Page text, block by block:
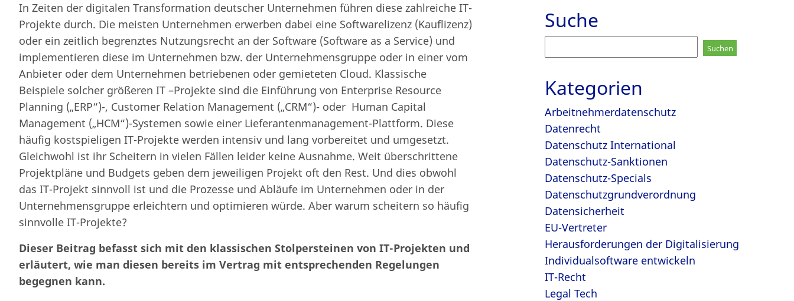
In Zeiten der digitalen Transformation deutscher Unternehmen führen diese zahlreiche IT-
Projekte durch. Die meisten Unternehmen erwerben dabei eine Softwarelizenz (Kauflizenz)
oder ein zeitlich begrenztes Nutzungsrecht an der Software (Software as a Service) und
implementieren diese im Unternehmen bzw. der Unternehmensgruppe oder in einer vom
Anbieter oder dem Unternehmen betriebenen oder gemieteten Cloud. Klassische
Beispiele solcher größeren IT –Projekte sind die Einführung von Enterprise Resource
Planning („ERP“)-, Customer Relation Management („CRM“)- oder Human Capital
Management („HCM“)-Systemen sowie einer Lieferantenmanagement-Plattform. Diese
häufig kostspieligen IT-Projekte werden intensiv und lang vorbereitet und umgesetzt.
Gleichwohl ist ihr Scheitern in vielen Fällen leider keine Ausnahme. Weit überschrittene
Projektpläne und Budgets geben dem jeweiligen Projekt oft den Rest. Und dies obwohl
das IT-Projekt sinnvoll ist und die Prozesse und Abläufe im Unternehmen oder in der
Unternehmensgruppe erleichtern und optimieren würde. Aber warum scheitern so häufig
sinnvolle IT-Projekte?
Dieser Beitrag befasst sich mit den klassischen Stolpersteinen von IT-Projekten und
erläutert, wie man diesen bereits im Vertrag mit entsprechenden Regelungen
begegnen kann.
Suche
nach:
Kategorien
Arbeitnehmerdatenschutz
Datenrecht
Datenschutz International
Datenschutz-Sanktionen
Datenschutz-Specials
Datenschutzgrundverordnung
Datensicherheit
EU-Vertreter
Herausforderungen der Digitalisierung
Individualsoftware entwickeln
IT-Recht
Legal Tech